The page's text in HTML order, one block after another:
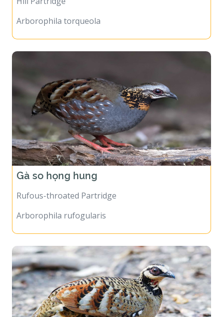
Arborophila torqueola
Gà so họng hung
Rufous-throated Partridge
Arborophila rufogularis